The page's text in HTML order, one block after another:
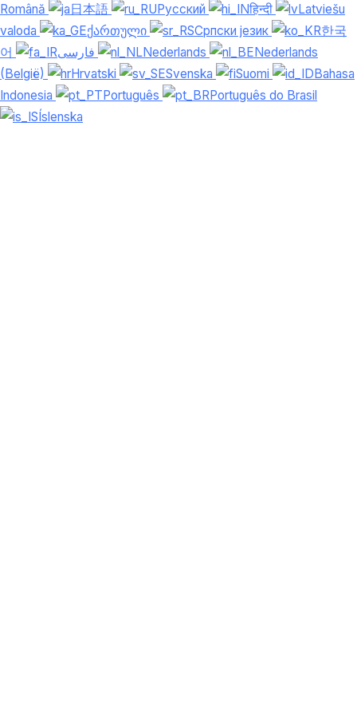
Română
日本語 Русский हिन्दी
Latviešu
valoda
ქართული Српски језик
한국
어
Nederlands
Nederlands
(België)
Hrvatski Svenska Suomi
Bahasa
Indonesia
Português
Português do Brasil
Íslenska